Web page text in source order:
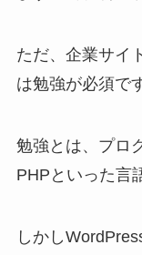
ただ、企業サイ
は勉強が必須で
勉強とは、プロ
PHPといった言
しかし